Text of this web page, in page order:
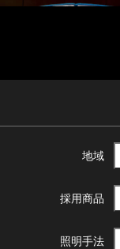
地域
採用商品
照明手法